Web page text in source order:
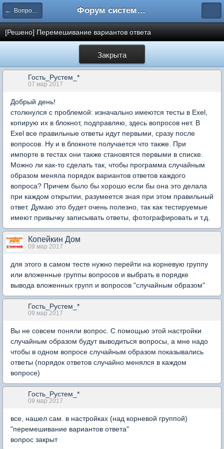
← Вопросы составления тестов Форум системы тестирования INDIGO
[Решено] Перемешивание вариантов ответа
Закрыта
Гость_Рустем_*
07 мар 2017
Добрый день!
столкнулся с проблемой: изначально имеются тесты в Exel,
копирую их в блокнот, подправляю, здесь вопросов нет. В
Exel все правильные ответы идут первыми, сразу после
вопросов. Ну и в блокноте получается что также. При
импорте в тестах они также становятся первыми в списке.
Можно ли как-то сделать так, чтобы программа случайным
образом меняла порядок вариантов ответов каждого
вопроса? Причем было бы хорошо если бы она это делала
при каждом открытии, разумеется зная при этом правильный
ответ. Думаю это будет очень полезно, так как тестируемые
имеют привычку записывать ответы, фотографировать и т.д.
Копейкин Дом
09 мар 2017
для этого в самом тесте нужно перейти на корневую группу
или вложенные группы вопросов и выбрать в порядке
вывода вложенных групп и вопросов "случайным образом"
Гость_Рустем_*
09 мар 2017
Вы не совсем поняли вопрос. С помощью этой настройки
случайным образом будут выводиться вопросы, а мне надо
чтобы в одном вопросе случайным образом показывались
ответы (порядок ответов случайно менялся в каждом
вопросе)
Гость_Рустем_*
09 мар 2017
все, нашел сам. в настройках (над корневой группой)
"перемешивание вариантов ответа"
вопрос закрыт